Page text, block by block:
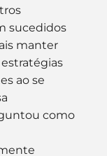
sucedidos
manter
ao se
como